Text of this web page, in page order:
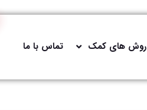
روش های کمک تماس با ما